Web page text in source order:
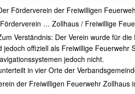
Förderverein der Freiwilligen
… Zollhaus / Freiwillige
Verständnis: Der Verein wurde für
jedoch offiziell als Freiwillige Feuerwehr
jedoch nicht.
in vier Orte der
der Freiwilligen Feuerwehr Zollhaus